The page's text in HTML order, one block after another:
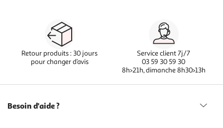
Retour produits : 30 jours
pour changer d’avis
Service client 7j/7
03 59 30 59 30
8h>21h, dimanche 8h30>13h
Besoin d'aide ?